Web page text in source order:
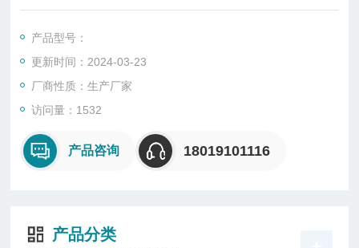
大，照射距离远，灯泡寿命长。
高度要求迅速升降灯盘，Z大升起高度为2.5米；每盏灯可单独做
上下左右调节，整个灯盘可以伸缩杆为轴心做360°水平旋转，实
现大范围的泛光照明和相对集中的投光照明。
产品型号：
更新时间：2024-03-23
厂商性质：生产厂家
访问量：1532
产品咨询 18019101116
产品分类